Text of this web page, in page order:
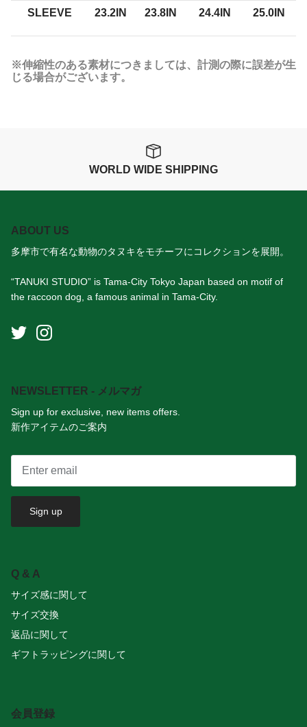
SLEEVE 23.2IN 23.8IN 24.4IN 25.0IN
※伸縮性のある素材につきましては、計測の際に誤差が生
じる場合がございます。
WORLD WIDE SHIPPING
ABOUT US
多摩市で有名な動物のタヌキをモチーフにコレクションを展開。
“TANUKI STUDIO” is Tama-City Tokyo Japan based on motif of
the raccoon dog, a famous animal in Tama-City.
NEWSLETTER - メルマガ
Sign up for exclusive, new items offers.
新作アイテムのご案内
Sign up
Q & A
サイズ感に関して
サイズ交換
返品に関して
ギフトラッピングに関して
会員登録